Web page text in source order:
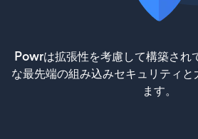
Powrは拡張性を考慮して構築され
な最先端の組み込みセキュリティ
ます。